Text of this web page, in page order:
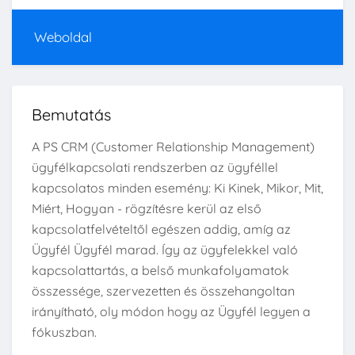
Weboldal
Bemutatás
A PS CRM (Customer Relationship Management)
ügyfélkapcsolati rendszerben az ügyféllel
kapcsolatos minden esemény: Ki Kinek, Mikor, Mit,
Miért, Hogyan - rögzítésre kerül az első
kapcsolatfelvételtől egészen addig, amíg az
Ügyfél Ügyfél marad. Így az ügyfelekkel való
kapcsolattartás, a belső munkafolyamatok
összessége, szervezetten és összehangoltan
irányítható, oly módon hogy az Ügyfél legyen a
fókuszban.